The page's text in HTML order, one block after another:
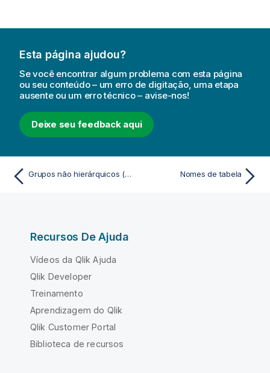
Esta página ajudou?
Se você encontrar algum problema com esta página
ou seu conteúdo – um erro de digitação, uma etapa
ausente ou um erro técnico – avise-nos!
Deixe seu feedback aqui
Grupos não hierárquicos (cíclicos) Nomes de tabela
Recursos De Ajuda
Vídeos da Qlik Ajuda
Qlik Developer
Treinamento
Aprendizagem do Qlik
Qlik Customer Portal
Biblioteca de recursos